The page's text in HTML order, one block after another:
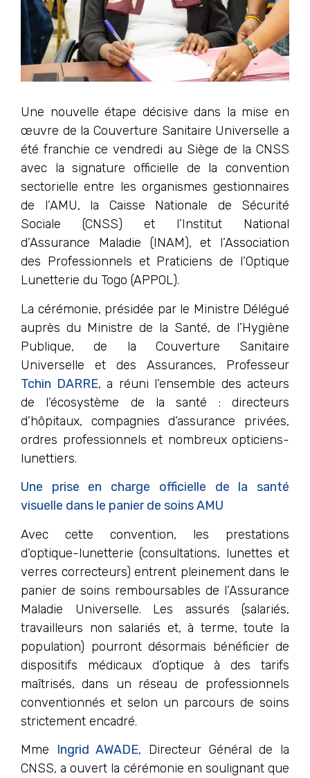
Une nouvelle étape décisive dans la mise en
œuvre de la Couverture Sanitaire Universelle a
été franchie ce vendredi au Siège de la CNSS
avec la signature officielle de la convention
sectorielle entre les organismes gestionnaires
de l’AMU, la Caisse Nationale de Sécurité
Sociale (CNSS) et l’Institut National
d’Assurance Maladie (INAM), et l’Association
des Professionnels et Praticiens de l’Optique
Lunetterie du Togo (APPOL).
La cérémonie, présidée par le Ministre Délégué
auprès du Ministre de la Santé, de l’Hygiène
Publique, de la Couverture Sanitaire
Universelle et des Assurances, Professeur
Tchin DARRE, a réuni l’ensemble des acteurs
de l’écosystème de la santé : directeurs
d’hôpitaux, compagnies d’assurance privées,
ordres professionnels et nombreux opticiens-
lunettiers.
Une prise en charge officielle de la santé
visuelle dans le panier de soins AMU
Avec cette convention, les prestations
d’optique-lunetterie (consultations, lunettes et
verres correcteurs) entrent pleinement dans le
panier de soins remboursables de l’Assurance
Maladie Universelle. Les assurés (salariés,
travailleurs non salariés et, à terme, toute la
population) pourront désormais bénéficier de
dispositifs médicaux d’optique à des tarifs
maîtrisés, dans un réseau de professionnels
conventionnés et selon un parcours de soins
strictement encadré.
Mme
Ingrid AWADE, Directeur Général de la
CNSS, a ouvert la cérémonie en soulignant que